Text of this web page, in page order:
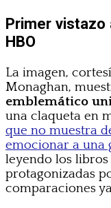
Primer vistazo
HBO
La imagen,
Monaghan,
emblemático
una claqueta en
que no muestra
emocionar a una
leyendo los
protagonizadas
comparaciones